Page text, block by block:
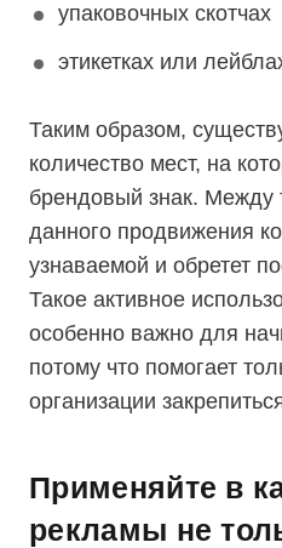
упаковочных скотчах
этикетках или
Таким образом,
количество мест, на
брендовый знак.
данного продвижения
узнаваемой и обретет
Такое активное
особенно важно для
потому что помогает
организации
Применяйте в
рекламы не